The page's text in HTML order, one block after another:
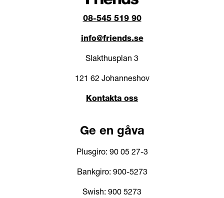
08-545 519 90
info@friends.se
Slakthusplan 3
121 62 Johanneshov
Kontakta oss
Ge en gåva
Plusgiro: 90 05 27-3
Bankgiro: 900-5273
Swish: 900 5273